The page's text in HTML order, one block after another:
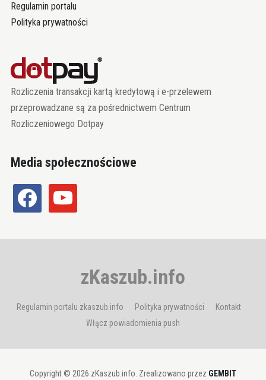
Regulamin portalu
Polityka prywatności
Rozliczenia transakcji kartą kredytową i e-przelewem
przeprowadzane są za pośrednictwem Centrum
Rozliczeniowego Dotpay
Media społecznościowe
facebook youtube
zKaszub.info
Regulamin portalu zkaszub.info Polityka prywatności
Kontakt
Włącz powiadomienia push
Copyright © 2026 zKaszub.info. Zrealizowano przez GEMBIT